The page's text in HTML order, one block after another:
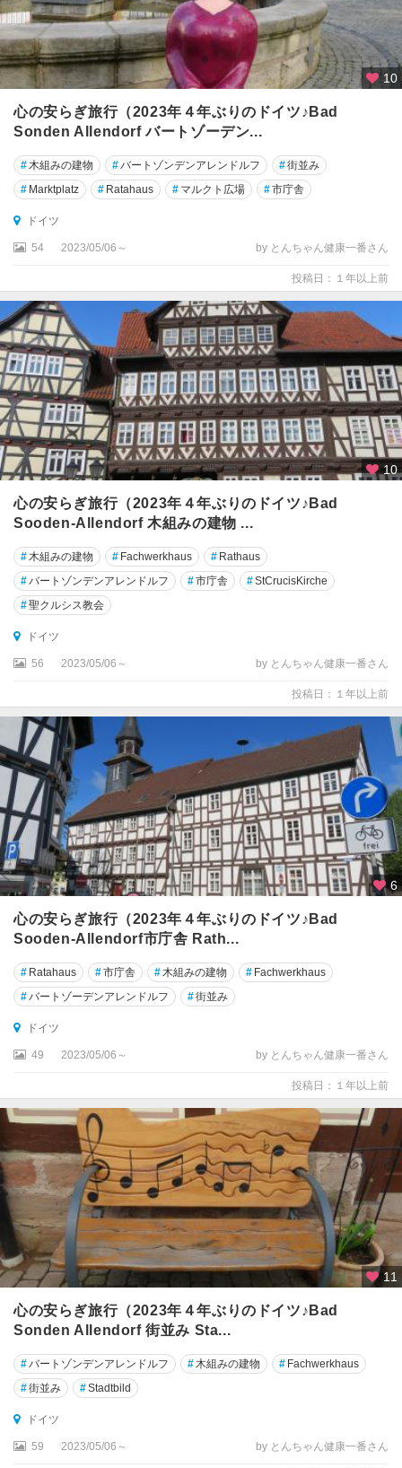
タ
ン
ツ
ラ
ー
ザ
イ
ン
ク
セ
ン
・
ア
ン
ハ
ル
ト
州
ザ
ク
セ
ン
州
ー
ル
ュ
ッ
ケ
ン
ザ
ー
ル
ラ
ン
ト
州
シ
ュ
タ
イ
ウ
シ
ュ
ラ
ー
ル
ズ
ン
ト
シ
ュ
バ
ガ
ウ
シ
10
心の安らぎ旅行（2023年４年ぶりのドイツ♪Bad
Sonden Allendorf バートゾーデン...
# 木組みの建物 #バートゾンデンアレンドルフ #街並み
# Marktplatz # Ratahaus # マルクト広場 #市庁舎
ドイツ
54 2023/05/06～ by とんちゃん健康一番さん
投稿日：１年以上前
10
心の安らぎ旅行（2023年４年ぶりのドイツ♪Bad
Sooden-Allendorf 木組みの建物 ...
# 木組みの建物 # Fachwerkhaus # Rathaus
#バートゾンデンアレンドルフ #市庁舎 #StCrucisKirche
#聖クルシス教会
ドイツ
56 2023/05/06～ by とんちゃん健康一番さん
投稿日：１年以上前
6
心の安らぎ旅行（2023年４年ぶりのドイツ♪Bad
Sooden-Allendorf市庁舎 Rath...
# Ratahaus #市庁舎 # 木組みの建物 # Fachwerkhaus
#バートゾーデンアレンドルフ #街並み
ドイツ
49 2023/05/06～ by とんちゃん健康一番さん
投稿日：１年以上前
11
心の安らぎ旅行（2023年４年ぶりのドイツ♪Bad
Sonden Allendorf 街並み Sta...
#バートゾンデンアレンドルフ # 木組みの建物 # Fachwerkhaus
#街並み #Stadtbild
ドイツ
59 2023/05/06～ by とんちゃん健康一番さん